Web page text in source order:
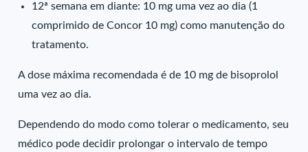
12ª semana em diante: 10 mg uma vez ao dia (1
comprimido de Concor 10 mg) como manutenção do
tratamento.
A dose máxima recomendada é de 10 mg de bisoprolol
uma vez ao dia.
Dependendo do modo como tolerar o medicamento, seu
médico pode decidir prolongar o intervalo de tempo